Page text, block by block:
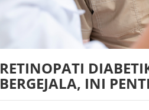
RETINOPATI
BERGEJALA, INI